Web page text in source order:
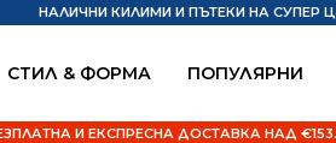
СТИЛ & ФОРМА ПОПУЛЯРНИ
НАЛИЧНИ КИЛИМИ И ПЪТЕКИ НА СУПЕР
И ЕКСПРЕСНА ДОСТАВКА НАД